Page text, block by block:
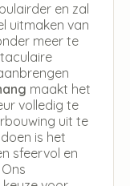
en zal
uitmaken van
meer te
maakt het
volledig te
uit te
is het
sfeervol en